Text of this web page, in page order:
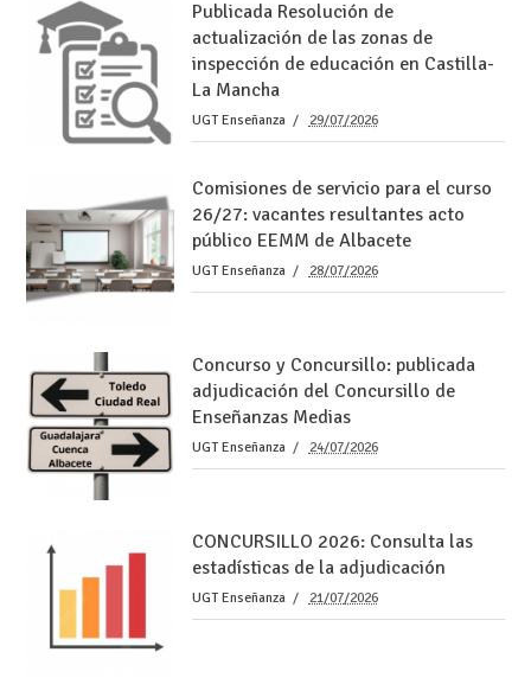
Publicada Resolución de
actualización de las zonas de
inspección de educación en Castilla-
La Mancha
UGT Enseñanza 29/07/2026
Comisiones de servicio para el curso
26/27: vacantes resultantes acto
público EEMM de Albacete
UGT Enseñanza 28/07/2026
Concurso y Concursillo: publicada
adjudicación del Concursillo de
Enseñanzas Medias
UGT Enseñanza 24/07/2026
CONCURSILLO 2026: Consulta las
estadísticas de la adjudicación
UGT Enseñanza 21/07/2026